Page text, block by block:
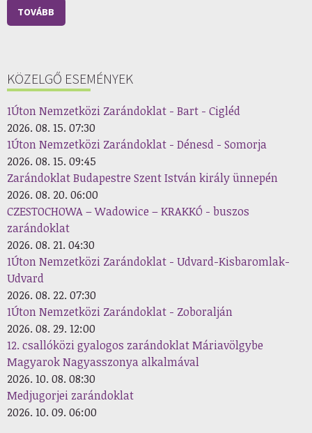
TOVÁBB
KÖZELGŐ ESEMÉNYEK
1Úton Nemzetközi Zarándoklat - Bart - Cigléd
2026. 08. 15. 07:30
1Úton Nemzetközi Zarándoklat - Dénesd - Somorja
2026. 08. 15. 09:45
Zarándoklat Budapestre Szent István király ünnepén
2026. 08. 20. 06:00
CZESTOCHOWA – Wadowice – KRAKKÓ - buszos
zarándoklat
2026. 08. 21. 04:30
1Úton Nemzetközi Zarándoklat - Udvard-Kisbaromlak-
Udvard
2026. 08. 22. 07:30
1Úton Nemzetközi Zarándoklat - Zoboralján
2026. 08. 29. 12:00
12. csallóközi gyalogos zarándoklat Máriavölgybe
Magyarok Nagyasszonya alkalmával
2026. 10. 08. 08:30
Medjugorjei zarándoklat
2026. 10. 09. 06:00